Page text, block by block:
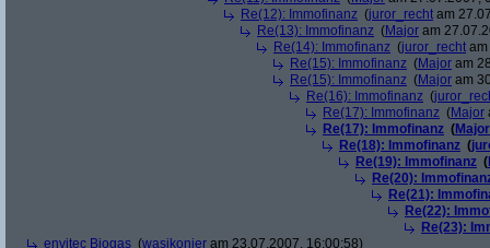
Re(12): Immofinanz (juror_recht am
Re(13): Immofinanz (Major am
Re(14): Immofinanz (juror_recht
Re(15): Immofinanz (Major am
Re(15): Immofinanz (Major am
Re(16): Immofinanz (
Re(17): Immofinanz (Major
Re(17): Immofinanz (Major
Re(18): Immofinanz (
Re(19): Immofinanz (
Re(20):
Re(21):
Re(22):
Re(23):
envitec Biogas (wasikonier am 23.07.2007, 16:00:58)